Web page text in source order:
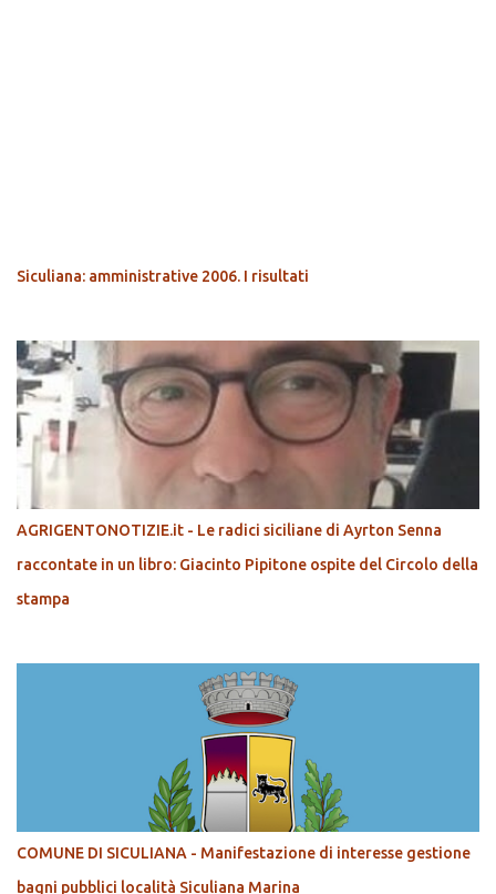
Siculiana: amministrative 2006. I risultati
AGRIGENTONOTIZIE.it - Le radici siciliane di Ayrton Senna
raccontate in un libro: Giacinto Pipitone ospite del Circolo della
stampa
COMUNE DI SICULIANA - Manifestazione di interesse gestione
bagni pubblici località Siculiana Marina